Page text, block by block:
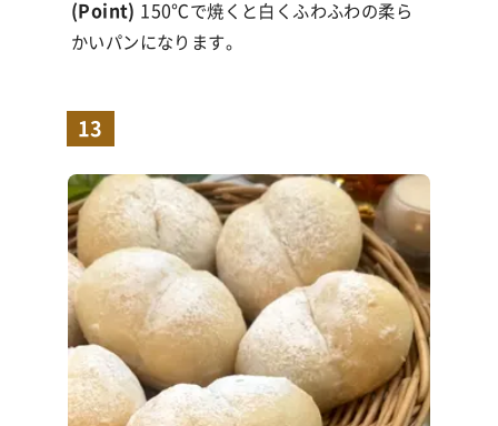
(Point) 150℃で焼くと白くふわふわの柔ら
かいパンになります。
13